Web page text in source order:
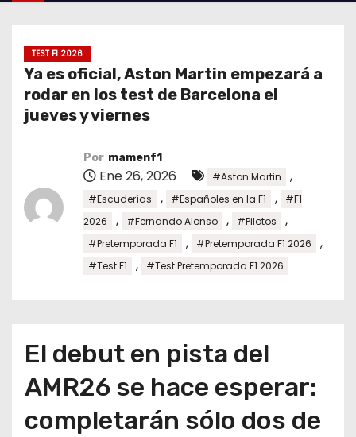
TEST F1 2026
Ya es oficial, Aston Martin empezará a
rodar en los test de Barcelona el
jueves y viernes
Por mamenf1
Ene 26, 2026 #Aston Martin ,
#Escuderías , #Españoles en la F1 ,
#F1
2026
, #Fernando Alonso , #Pilotos ,
#Pretemporada F1 , #Pretemporada F1 2026 ,
#Test F1 , #Test Pretemporada F1 2026
El debut en pista del
AMR26 se hace esperar:
completarán sólo dos de